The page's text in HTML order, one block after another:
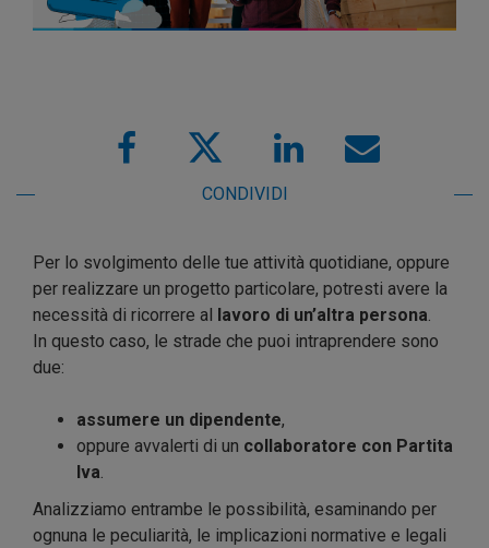
CONDIVIDI
Per lo svolgimento delle tue attività quotidiane, oppure
per realizzare un progetto particolare, potresti avere la
necessità di ricorrere al
lavoro di un’altra persona.
In questo caso, le strade che puoi intraprendere sono
due:
assumere un dipendente,
oppure avvalerti di un collaboratore con Partita
Iva.
Analizziamo entrambe le possibilità, esaminando per
ognuna le peculiarità, le implicazioni normative e legali